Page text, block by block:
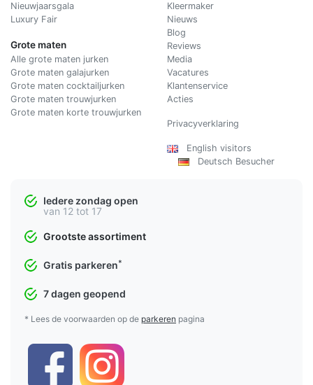
Nieuwjaarsgala
Luxury Fair
Grote maten
Alle grote maten jurken
Grote maten galajurken
Grote maten cocktailjurken
Grote maten trouwjurken
Grote maten korte trouwjurken
Kleermaker
Nieuws
Blog
Reviews
Media
Vacatures
Klantenservice
Acties
Privacyverklaring
English visitors
Deutsch Besucher
Iedere zondag open
van 12 tot 17
Grootste assortiment
Gratis parkeren*
7 dagen geopend
* Lees de voorwaarden op de parkeren pagina